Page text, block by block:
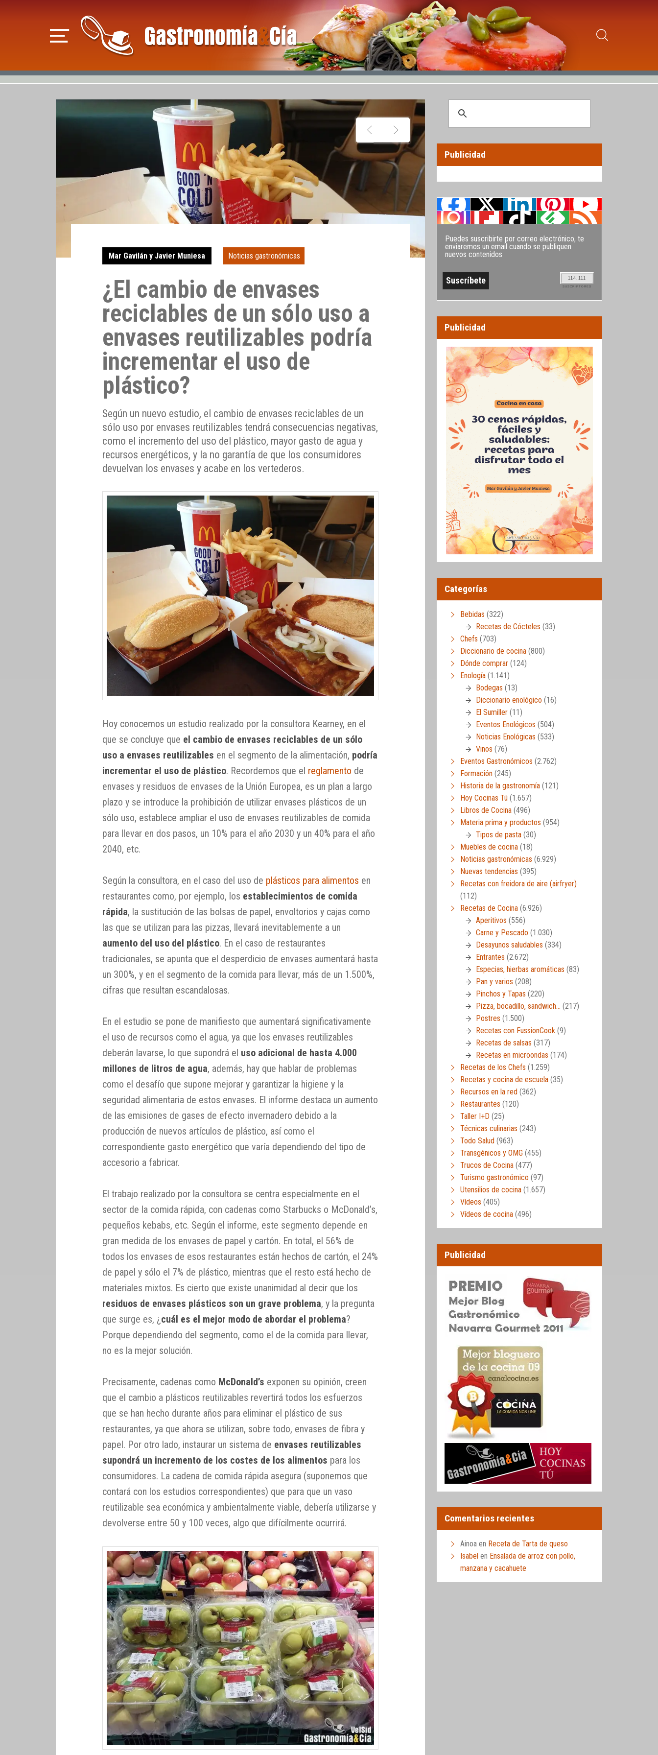
Mar Gavilán y Javier Muniesa Noticias gastronómicas
¿El cambio de envases
reciclables de un sólo uso a
envases reutilizables podría
incrementar el uso de
plástico?
Según un nuevo estudio, el cambio de envases reciclables de un
sólo uso por envases reutilizables tendrá consecuencias negativas,
como el incremento del uso del plástico, mayor gasto de agua y
recursos energéticos, y la no garantía de que los consumidores
devuelvan los envases y acabe en los vertederos.
Hoy conocemos un estudio realizado por la consultora Kearney, en el
que se concluye que el cambio de envases reciclables de un sólo
uso a envases reutilizables en el segmento de la alimentación, podría
incrementar el uso de plástico. Recordemos que el reglamento de
envases y residuos de envases de la Unión Europea, es un plan a largo
plazo y se introduce la prohibición de utilizar envases plásticos de un
sólo uso, establece ampliar el uso de envases reutilizables de comida
para llevar en dos pasos, un 10% para el año 2030 y un 40% para el año
2040, etc.
Según la consultora, en el caso del uso de plásticos para alimentos en
restaurantes como, por ejemplo, los establecimientos de comida
rápida, la sustitución de las bolsas de papel, envoltorios y cajas como
las que se utilizan para las pizzas, llevará inevitablemente a un
aumento del uso del plástico. En el caso de restaurantes
tradicionales, se apunta que el desperdicio de envases aumentará hasta
un 300%, y en el segmento de la comida para llevar, más de un 1.500%,
cifras que resultan escandalosas.
En el estudio se pone de manifiesto que aumentará significativamente
el uso de recursos como el agua, ya que los envases reutilizables
deberán lavarse, lo que supondrá el uso adicional de hasta 4.000
millones de litros de agua, además, hay que hablar de problemas
como el desafío que supone mejorar y garantizar la higiene y la
seguridad alimentaria de estos envases. El informe destaca un aumento
de las emisiones de gases de efecto invernadero debido a la
producción de nuevos artículos de plástico, así como el
correspondiente gasto energético que varía dependiendo del tipo de
accesorio a fabricar.
El trabajo realizado por la consultora se centra especialmente en el
sector de la comida rápida, con cadenas como Starbucks o McDonald’s,
pequeños kebabs, etc. Según el informe, este segmento depende en
gran medida de los envases de papel y cartón. En total, el 56% de
todos los envases de esos restaurantes están hechos de cartón, el 24%
de papel y sólo el 7% de plástico, mientras que el resto está hecho de
materiales mixtos. Es cierto que existe unanimidad al decir que los
residuos de envases plásticos son un grave problema, y la pregunta
que surge es, ¿ cuál es el mejor modo de abordar el problema?
Porque dependiendo del segmento, como el de la comida para llevar,
no es la mejor solución.
Precisamente, cadenas como McDonald’s exponen su opinión, creen
que el cambio a plásticos reutilizables revertirá todos los esfuerzos
que se han hecho durante años para eliminar el plástico de sus
restaurantes, ya que ahora se utilizan, sobre todo, envases de fibra y
papel. Por otro lado, instaurar un sistema de envases reutilizables
supondrá un incremento de los costes de los alimentos para los
consumidores. La cadena de comida rápida asegura (suponemos que
contará con los estudios correspondientes) que para que un vaso
reutilizable sea económica y ambientalmente viable, debería utilizarse y
devolverse entre 50 y 100 veces, algo que difícilmente ocurrirá.
Publicidad
Puedes suscribirte por correo electrónico, te
enviaremos un email cuando se publiquen
nuevos contenidos
114.111
SUSCRIPTORES
Publicidad
Categorías
Bebidas (322)
Recetas de Cócteles (33)
Chefs (703)
Diccionario de cocina (800)
Dónde comprar (124)
Enología (1.141)
Bodegas (13)
Diccionario enológico (16)
El Sumiller (11)
Eventos Enológicos (504)
Noticias Enológicas (533)
Vinos (76)
Eventos Gastronómicos (2.762)
Formación (245)
Historia de la gastronomía (121)
Hoy Cocinas Tú (1.657)
Libros de Cocina (496)
Materia prima y productos (954)
Tipos de pasta (30)
Muebles de cocina (18)
Noticias gastronómicas (6.929)
Nuevas tendencias (395)
Recetas con freidora de aire (airfryer)
(112)
Recetas de Cocina (6.926)
Aperitivos (556)
Carne y Pescado (1.030)
Desayunos saludables (334)
Entrantes (2.672)
Especias, hierbas aromáticas (83)
Pan y varios (208)
Pinchos y Tapas (220)
Pizza, bocadillo, sandwich… (217)
Postres (1.500)
Recetas con FussionCook (9)
Recetas de salsas (317)
Recetas en microondas (174)
Recetas de los Chefs (1.259)
Recetas y cocina de escuela (35)
Recursos en la red (362)
Restaurantes (120)
Taller I+D (25)
Técnicas culinarias (243)
Todo Salud (963)
Transgénicos y OMG (455)
Trucos de Cocina (477)
Turismo gastronómico (97)
Utensilios de cocina (1.657)
Vídeos (405)
Vídeos de cocina (496)
Publicidad
Comentarios recientes
Ainoa en Receta de Tarta de queso
Isabel en Ensalada de arroz con pollo,
manzana y cacahuete